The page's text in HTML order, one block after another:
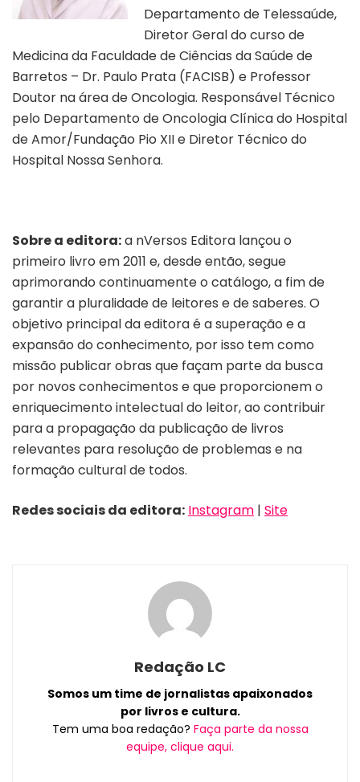
Departamento de Telessaúde,
Diretor Geral do curso de
Medicina da Faculdade de Ciências da Saúde de
Barretos – Dr. Paulo Prata (FACISB) e Professor
Doutor na área de Oncologia. Responsável Técnico
pelo Departamento de Oncologia Clínica do Hospital
de Amor/Fundação Pio XII e Diretor Técnico do
Hospital Nossa Senhora.
Sobre a editora:a nVersos Editora lançou o
primeiro livro em 2011 e, desde então, segue
aprimorando continuamente o catálogo, a fim de
garantir a pluralidade de leitores e de saberes. O
objetivo principal da editora é a superação e a
expansão do conhecimento, por isso tem como
missão publicar obras que façam parte da busca
por novos conhecimentos e que proporcionem o
enriquecimento intelectual do leitor, ao contribuir
para a propagação da publicação de livros
relevantes para resolução de problemas e na
formação cultural de todos.
Redes sociais da editora: Instagram | Site
Redação LC
Somos um time de jornalistas apaixonados
por livros e cultura.
Tem uma boa redação? Faça parte da nossa
equipe, clique aqui.